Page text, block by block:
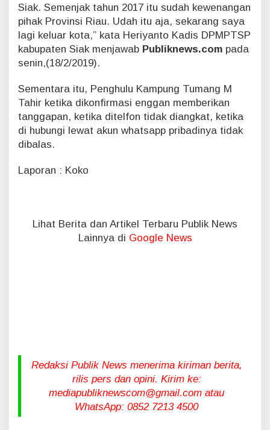
Siak. Semenjak tahun 2017 itu sudah kewenangan
pihak Provinsi Riau. Udah itu aja, sekarang saya
lagi keluar kota,” kata Heriyanto Kadis DPMPTSP
kabupaten Siak menjawab Publiknews.com pada
senin,(18/2/2019).
Sementara itu, Penghulu Kampung Tumang M
Tahir ketika dikonfirmasi enggan memberikan
tanggapan, ketika ditelfon tidak diangkat, ketika
di hubungi lewat akun whatsapp pribadinya tidak
dibalas.
Laporan : Koko
Lihat Berita dan Artikel Terbaru Publik News
Lainnya di Google News
Redaksi Publik News menerima kiriman berita,
rilis pers dan opini. Kirim ke:
mediapubliknewscom@gmail.com atau
WhatsApp: 0852 7213 4500